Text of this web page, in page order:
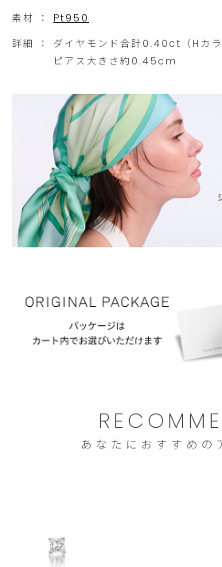
に
限
ら
せ
て
す。
ご
文
は
せ
ん。
タイムレスな一粒デザインでありながら
品を併せ持つラグジュアリーな一粒ダイヤ
厳選された高品質のダイヤモンドは、大
素材 ：
Pt950
詳細 ：
ダイヤモンド合計0.40ct（Hカ
ピアス大きさ約0.45cm
あなたにおすすめの